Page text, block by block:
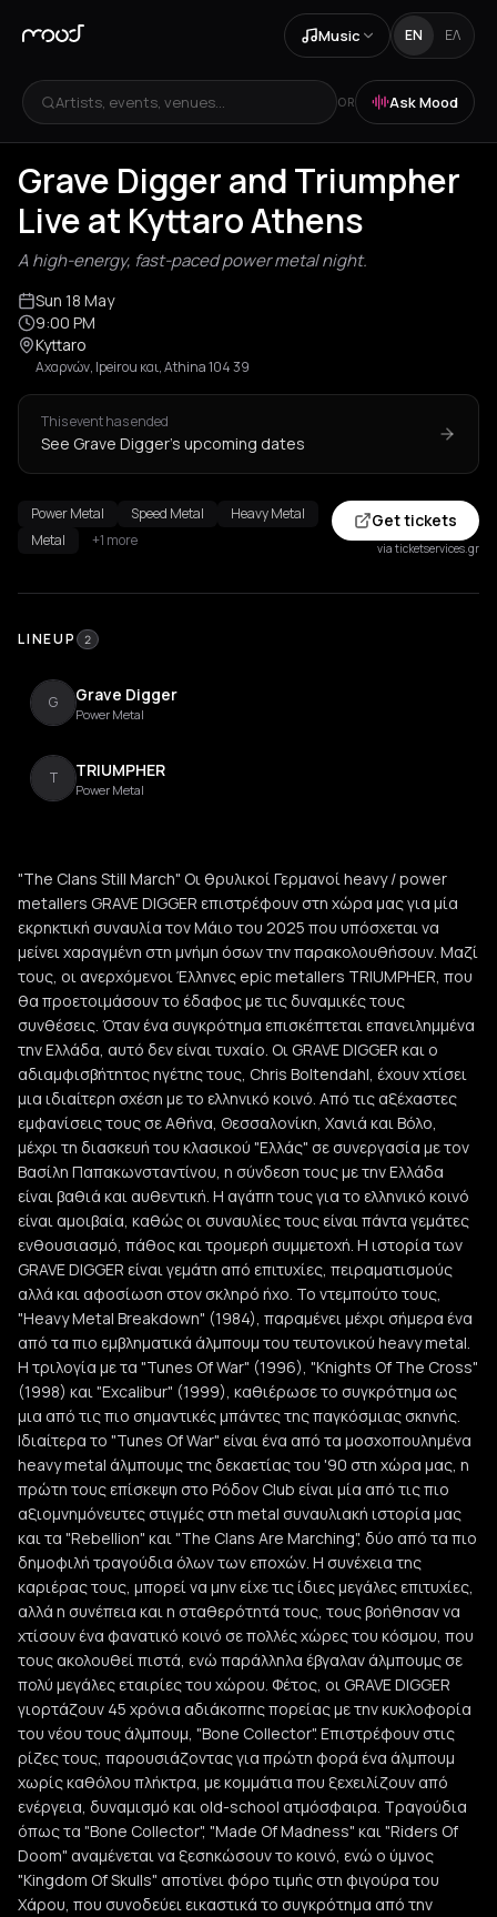
Music EN ΕΛ
Artists, events, venues... OR Ask Mood
Grave Digger and Triumpher
Live at Kyttaro Athens
A high-energy, fast-paced power metal night.
Sun 18 May
9:00 PM
Kyttaro
Αχαρνών, Ipeirou και, Athina 104 39
This event has ended
See Grave Digger's upcoming dates
Power Metal Speed Metal
Heavy Metal
Metal
+1 more
Get tickets
via ticketservices.gr
LINEUP 2
G Grave Digger
Power Metal
T TRIUMPHER
Power Metal
"The Clans Still March" Οι θρυλικοί Γερμανοί heavy / power
metallers GRAVE DIGGER επιστρέφουν στη χώρα μας για μία
εκρηκτική συναυλία τον Μάιο του 2025 που υπόσχεται να
μείνει χαραγμένη στη μνήμη όσων την παρακολουθήσουν. Μαζί
τους, οι ανερχόμενοι Έλληνες epic metallers TRIUMPHER, που
θα προετοιμάσουν το έδαφος με τις δυναμικές τους
συνθέσεις. Όταν ένα συγκρότημα επισκέπτεται επανειλημμένα
την Ελλάδα, αυτό δεν είναι τυχαίο. Οι GRAVE DIGGER και ο
αδιαμφισβήτητος ηγέτης τους, Chris Boltendahl, έχουν χτίσει
μια ιδιαίτερη σχέση με το ελληνικό κοινό. Από τις αξέχαστες
εμφανίσεις τους σε Αθήνα, Θεσσαλονίκη, Χανιά και Βόλο,
μέχρι τη διασκευή του κλασικού "Ελλάς" σε συνεργασία με τον
Βασίλη Παπακωνσταντίνου, η σύνδεση τους με την Ελλάδα
είναι βαθιά και αυθεντική. Η αγάπη τους για το ελληνικό κοινό
είναι αμοιβαία, καθώς οι συναυλίες τους είναι πάντα γεμάτες
ενθουσιασμό, πάθος και τρομερή συμμετοχή. Η ιστορία των
GRAVE DIGGER είναι γεμάτη από επιτυχίες, πειραματισμούς
αλλά και αφοσίωση στον σκληρό ήχο. Το ντεμπούτο τους,
"Heavy Metal Breakdown" (1984), παραμένει μέχρι σήμερα ένα
από τα πιο εμβληματικά άλμπουμ του τευτονικού heavy metal.
Η τριλογία με τα "Tunes Of War" (1996), "Knights Of The Cross"
(1998) και "Excalibur" (1999), καθιέρωσε το συγκρότημα ως
μια από τις πιο σημαντικές μπάντες της παγκόσμιας σκηνής.
Ιδιαίτερα το "Tunes Of War" είναι ένα από τα μοσχοπουλημένα
heavy metal άλμπουμς της δεκαετίας του '90 στη χώρα μας, η
πρώτη τους επίσκεψη στο Ρόδον Club είναι μία από τις πιο
αξιομνημόνευτες στιγμές στη metal συναυλιακή ιστορία μας
και τα "Rebellion" και "The Clans Are Marching", δύο από τα πιο
δημοφιλή τραγούδια όλων των εποχών. Η συνέχεια της
καριέρας τους, μπορεί να μην είχε τις ίδιες μεγάλες επιτυχίες,
αλλά η συνέπεια και η σταθερότητά τους, τους βοήθησαν να
χτίσουν ένα φανατικό κοινό σε πολλές χώρες του κόσμου, που
τους ακολουθεί πιστά, ενώ παράλληλα έβγαλαν άλμπουμς σε
πολύ μεγάλες εταιρίες του χώρου. Φέτος, οι GRAVE DIGGER
γιορτάζουν 45 χρόνια αδιάκοπης πορείας με την κυκλοφορία
του νέου τους άλμπουμ, "Bone Collector". Επιστρέφουν στις
ρίζες τους, παρουσιάζοντας για πρώτη φορά ένα άλμπουμ
χωρίς καθόλου πλήκτρα, με κομμάτια που ξεχειλίζουν από
ενέργεια, δυναμισμό και old-school ατμόσφαιρα. Τραγούδια
όπως τα "Bone Collector", "Made Of Madness" και "Riders Of
Doom" αναμένεται να ξεσηκώσουν το κοινό, ενώ ο ύμνος
"Kingdom Of Skulls" αποτίνει φόρο τιμής στη φιγούρα του
Χάρου, που συνοδεύει εικαστικά το συγκρότημα από την